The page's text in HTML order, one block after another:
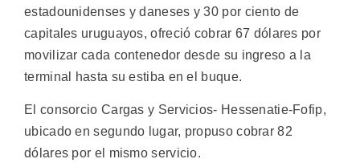
estadounidenses y daneses y 30 por ciento de
capitales uruguayos, ofreció cobrar 67 dólares por
movilizar cada contenedor desde su ingreso a la
terminal hasta su estiba en el buque.
El consorcio Cargas y Servicios- Hessenatie-Fofip,
ubicado en segundo lugar, propuso cobrar 82
dólares por el mismo servicio.